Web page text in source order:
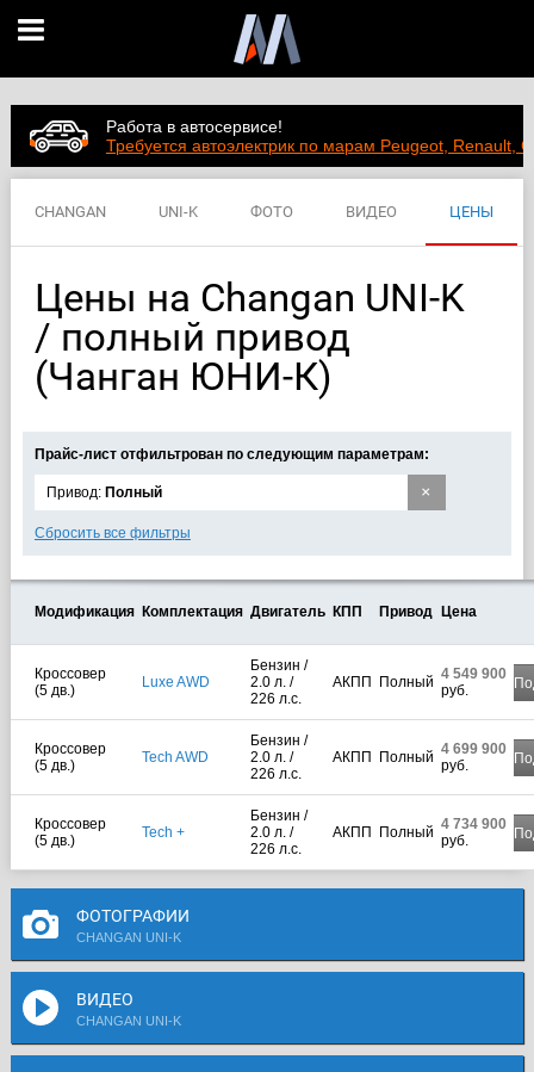
Работа в автосервисе!
Требуется автоэлектрик по марам Peugeot, Renault,
CHANGAN UNI-K ФОТО ВИДЕО ЦЕНЫ
Цены на Changan UNI-K
/ полный привод
(Чанган ЮНИ-К)
Прайс-лист отфильтрован по следующим параметрам:
×
Привод: Полный
Сбросить все фильтры
Модификация Комплектация Двигатель КПП Привод Цена
Кроссовер
(5 дв.)
Luxe AWD
Бензин /
2.0 л. /
226 л.с.
АКПП Полный 4 549 900
руб.
Кроссовер
(5 дв.)
Tech AWD
Бензин /
2.0 л. /
226 л.с.
АКПП Полный 4 699 900
руб.
Кроссовер
(5 дв.)
Tech +
Бензин /
2.0 л. /
226 л.с.
АКПП Полный 4 734 900
руб.
ФОТОГРАФИИ
CHANGAN UNI-K
ВИДЕО
CHANGAN UNI-K